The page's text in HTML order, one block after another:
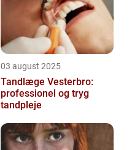
03 august 2025
Tandlæge Vesterbro:
professionel og tryg
tandpleje